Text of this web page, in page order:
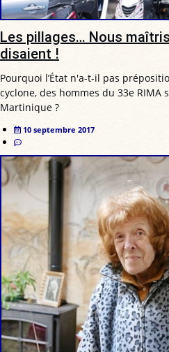
Les pillages… Nous
disaient !
Pourquoi l’État n'a-t-il pas
cyclone, des hommes du 33e RIMA
Martinique ?
10 septembre 2017